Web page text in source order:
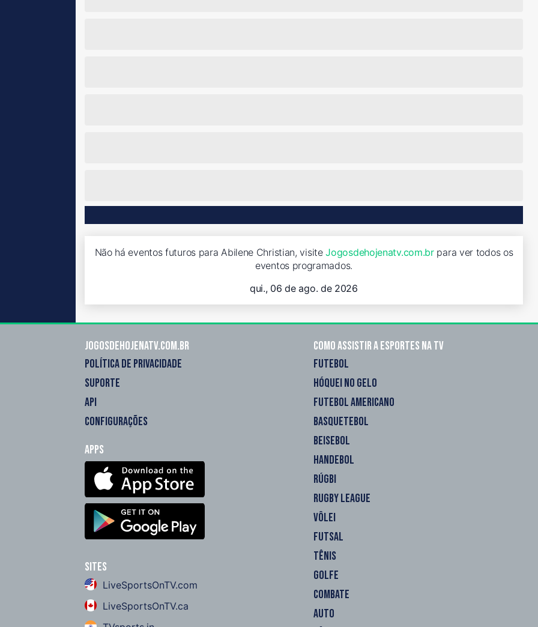
Não há eventos futuros para Abilene Christian, visiteJogosdehojenatv.com.brpara ver todos os
eventos programados.
qui., 06 de ago. de 2026
Jogosdehojenatv.com.br
POLÍTICA DE PRIVACIDADE
SUPORTE
API
CONFIGURAÇÕES
Apps
Sites
LiveSportsOnTV.com
LiveSportsOnTV.ca
Como assistir a esportes na TV
FUTEBOL
HÓQUEI NO GELO
FUTEBOL AMERICANO
BASQUETEBOL
BEISEBOL
HANDEBOL
RÚGBI
RUGBY LEAGUE
VÔLEI
FUTSAL
TÊNIS
GOLFE
COMBATE
AUTO